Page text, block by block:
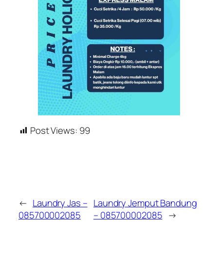
Post Views: 99
← Laundry Jas –
085700002085
Laundry Jemput Bandung
– 085700002085 →